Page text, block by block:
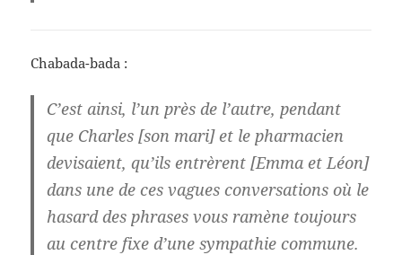
Chabada-bada :
C’est ainsi, l’un près de l’autre, pendant
que Charles [son mari] et le pharmacien
devisaient, qu’ils entrèrent [Emma et Léon]
dans une de ces vagues conversations où le
hasard des phrases vous ramène toujours
au centre fixe d’une sympathie commune.